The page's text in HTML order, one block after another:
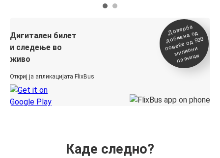
Дигитален билет
и следење во
живо
Откриј ја апликацијата FlixBus
Доверба
добиена о
д
повеќе о
д 500
милиони
патници
Каде следно?